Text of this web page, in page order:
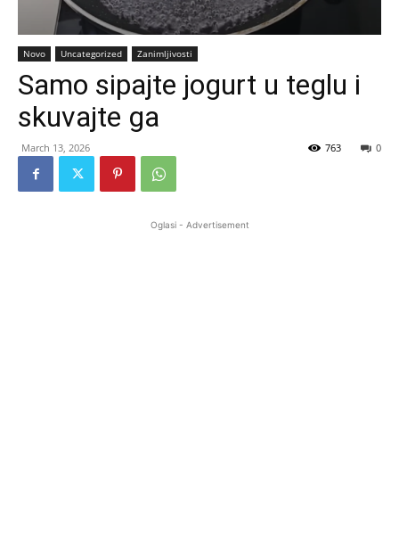
Novo Uncategorized Zanimljivosti
Samo sipajte jogurt u teglu i
skuvajte ga
March 13, 2026 0
763
Oglasi - Advertisement